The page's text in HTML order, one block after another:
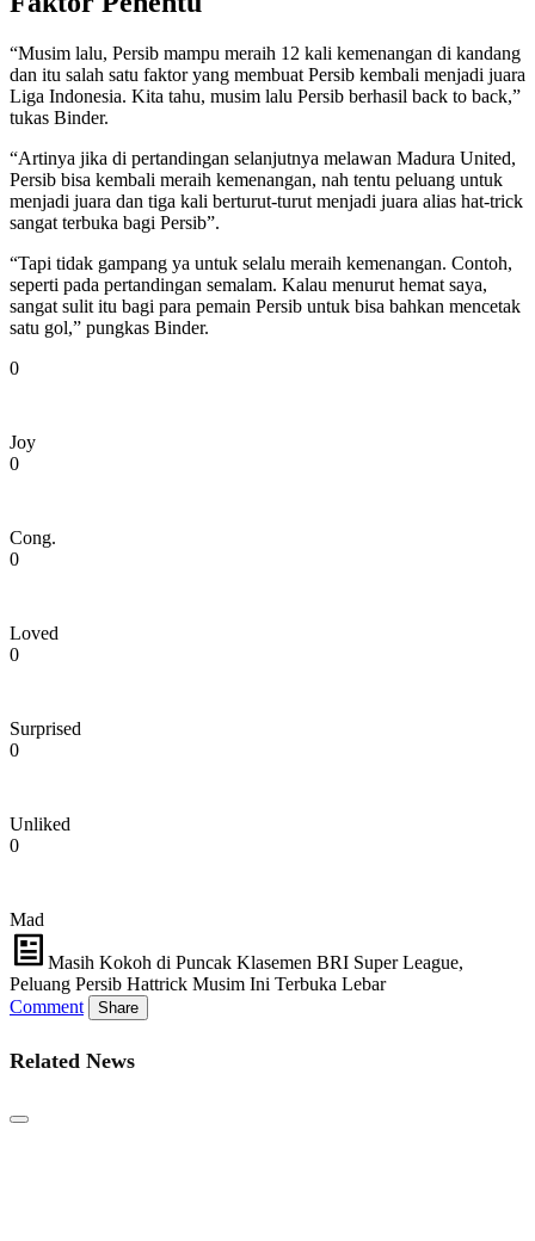
“Musim lalu, Persib mampu meraih 12 kali kemenangan di kandang
dan itu salah satu faktor yang membuat Persib kembali menjadi juara
Liga Indonesia. Kita tahu, musim lalu Persib berhasil back to back,”
tukas Binder.
“Artinya jika di pertandingan selanjutnya melawan Madura United,
Persib bisa kembali meraih kemenangan, nah tentu peluang untuk
menjadi juara dan tiga kali berturut-turut menjadi juara alias hat-trick
sangat terbuka bagi Persib”.
“Tapi tidak gampang ya untuk selalu meraih kemenangan. Contoh,
seperti pada pertandingan semalam. Kalau menurut hemat saya,
sangat sulit itu bagi para pemain Persib untuk bisa bahkan mencetak
satu gol,” pungkas Binder.
0
Joy
0
Cong.
0
Loved
0
Surprised
0
Unliked
0
Mad
Masih Kokoh di Puncak Klasemen BRI Super League,
Peluang Persib Hattrick Musim Ini Terbuka Lebar
Comment
Share
Related News